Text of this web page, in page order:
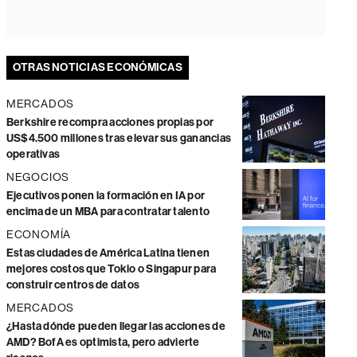
OTRAS NOTICIAS ECONÓMICAS
MERCADOS
Berkshire recompra acciones propias por
US$4.500 millones tras elevar sus ganancias
operativas
NEGOCIOS
Ejecutivos ponen la formación en IA por
encima de un MBA para contratar talento
ECONOMÍA
Estas ciudades de América Latina tienen
mejores costos que Tokio o Singapur para
construir centros de datos
MERCADOS
¿Hasta dónde pueden llegar las acciones de
AMD? BofA es optimista, pero advierte